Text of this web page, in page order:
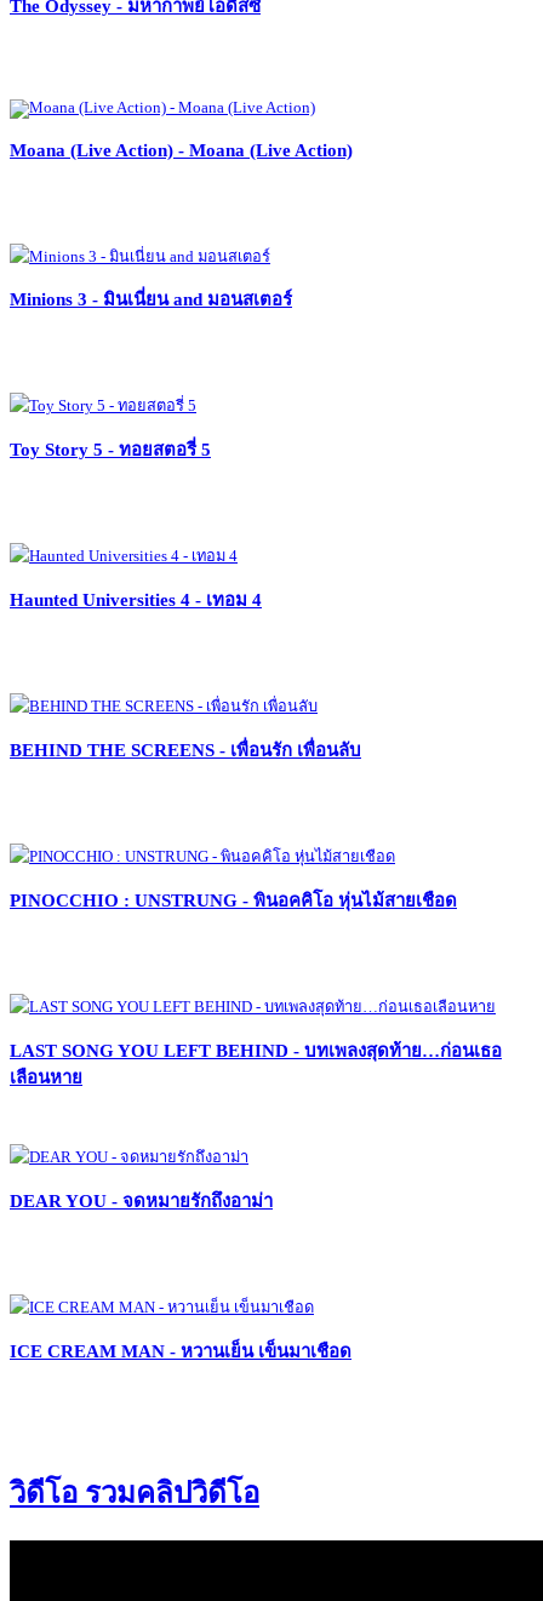
The Odyssey - มหากาพย์โอดิสซี
Moana (Live Action) - Moana (Live Action)
Minions 3 - มินเนี่ยน and มอนสเตอร์
Toy Story 5 - ทอยสตอรี่ 5
Haunted Universities 4 - เทอม 4
BEHIND THE SCREENS - เพื่อนรัก เพื่อนลับ
PINOCCHIO : UNSTRUNG - พินอคคิโอ หุ่นไม้สายเชือด
LAST SONG YOU LEFT BEHIND - บทเพลงสุดท้าย…ก่อนเธอ
เลือนหาย
DEAR YOU - จดหมายรักถึงอาม่า
ICE CREAM MAN - หวานเย็น เข็นมาเชือด
วิดีโอ รวมคลิปวิดีโอ